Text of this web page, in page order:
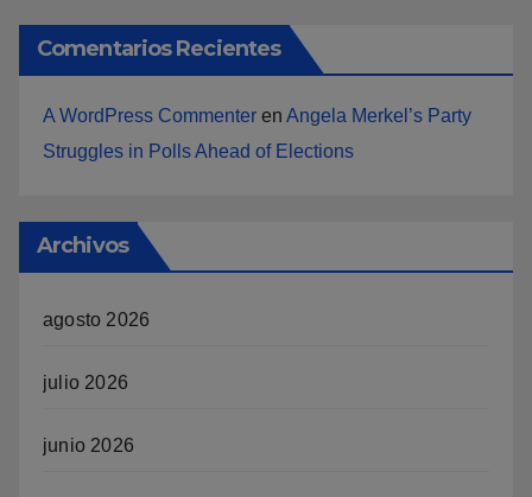
Comentarios Recientes
A WordPress Commenter en Angela Merkel’s Party
Struggles in Polls Ahead of Elections
Archivos
agosto 2026
julio 2026
junio 2026